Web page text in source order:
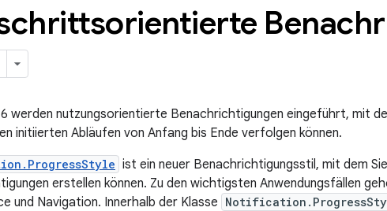
werden nutzungsorientierte Benachrichtigungen eingeführt, mit
initiierten Abläufen von Anfang bis Ende verfolgen können.
ist ein neuer Benachrichtigungsstil, mit dem
erstellen können. Zu den wichtigsten Anwendungsfällen
und Navigation. Innerhalb der Klasse